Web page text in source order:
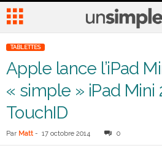
TABLETTES
Apple lance l’iPad
« simple » iPad Mini
TouchID
Par Matt - 17 octobre 2014 0